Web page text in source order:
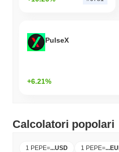
PulseX
+6.21%
Calcolatori popolari
1 PEPE=...USD 1 PEPE=...